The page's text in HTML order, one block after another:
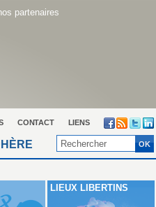
partenaires
CONTACT LIENS
LIEUX LIBERTINS